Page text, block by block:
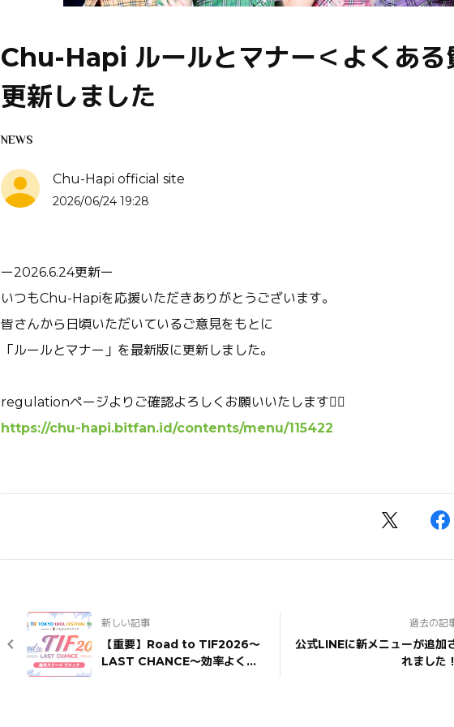
Chu-Hapi ルールとマナー＜よくある
更新しました
NEWS
Chu-Hapi official site
2026/06/24 19:28
ー2026.6.24更新ー
いつもChu-Hapiを応援いただきありがとうございます。
皆さんから日頃いただいているご意見をもとに
「ルールとマナー」を最新版に更新しました。
regulationページよりご確認よろしくお願いいたします🙇‍♀️
https://chu-hapi.bitfan.id/contents/menu/115422
新しい記事
【重要】Road to TIF2026〜
LAST CHANCE〜効率よく応
過去の記
公式LINEに新メニューが追加
れました！